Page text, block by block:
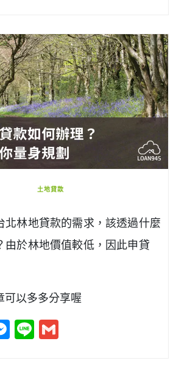
土地貸款
北林地貸款的需求，該透過什麼
由於林地價值較低，因此申貸
可以多多分享喔
Messenger
Line